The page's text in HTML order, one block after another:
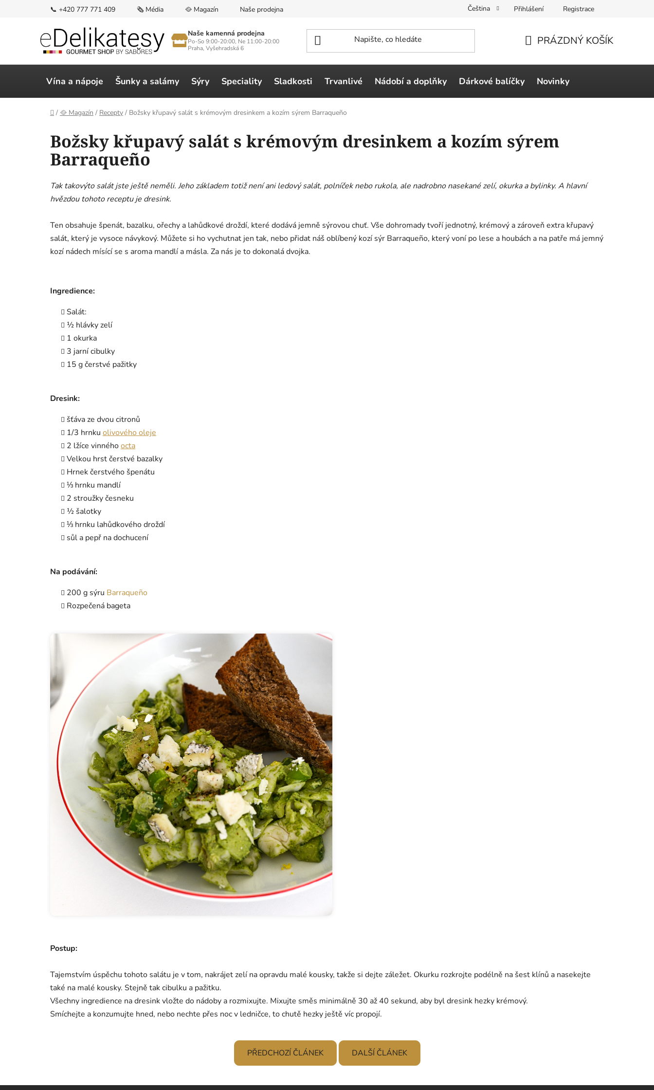
📞 +420 777 771 409 🗞️ Média 🥘 Magazín Naše prodejna Čeština Přihlášení Registrace
Naše kamenná prodejna
Po-So 9:00-20:00, Ne 11:00-20:00
Praha, Vyšehradská 6
KOŠÍK
PRÁZDNÝ KOŠÍK
Vína a nápoje Šunky a salámy Sýry Speciality Sladkosti Trvanlivé Nádobí a doplňky Dárkové balíčky Novinky
Domů
/ 🥘 Magazín / Recepty / Božsky křupavý salát s krémovým dresinkem a kozím sýrem Barraqueño
Božsky křupavý salát s krémovým dresinkem a kozím sýrem
Barraqueño
Tak takovýto salát jste ještě neměli. Jeho základem totiž není ani ledový salát, polníček nebo rukola, ale nadrobno nasekané zelí, okurka a bylinky. A hlavní
hvězdou tohoto receptu je dresink.
Ten obsahuje špenát, bazalku, ořechy a lahůdkové droždí, které dodává jemně sýrovou chuť. Vše dohromady tvoří jednotný, krémový a zároveň extra křupavý
salát, který je vysoce návykový. Můžete si ho vychutnat jen tak, nebo přidat náš oblíbený kozí sýr Barraqueño, který voní po lese a houbách a na patře má jemný
kozí nádech mísící se s aroma mandlí a másla. Za nás je to dokonalá dvojka.
Ingredience:
Salát:
½ hlávky zelí
1 okurka
3 jarní cibulky
15 g čerstvé pažitky
Dresink:
šťáva ze dvou citronů
1/3 hrnku olivového oleje
2 lžíce vinnéhoocta
Velkou hrst čerstvé bazalky
Hrnek čerstvého špenátu
⅓ hrnku mandlí
2 stroužky česneku
½ šalotky
⅓ hrnku lahůdkového droždí
sůl a pepř na dochucení
Na podávání:
200 g sýru Barraqueño
Rozpečená bageta
Postup:
Tajemstvím úspěchu tohoto salátu je v tom, nakrájet zelí na opravdu malé kousky, takže si dejte záležet. Okurku rozkrojte podélně na šest klínů a nasekejte
také na malé kousky. Stejně tak cibulku a pažitku.
Všechny ingredience na dresink vložte do nádoby a rozmixujte. Mixujte směs minimálně 30 až 40 sekund, aby byl dresink hezky krémový.
Smíchejte a konzumujte hned, nebo nechte přes noc v ledničce, to chutě hezky ještě víc propojí.
PŘEDCHOZÍ ČLÁNEK DALŠÍ ČLÁNEK